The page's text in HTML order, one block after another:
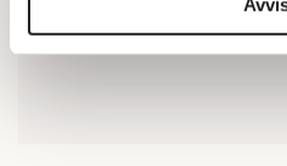
annons- och analysföretag
Dessa kan i sin tur